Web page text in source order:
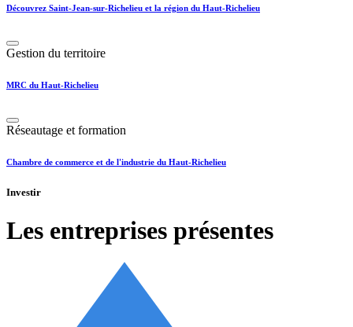
Découvrez Saint-Jean-sur-Richelieu et la région du Haut-Richelieu
Gestion du territoire
MRC du Haut-Richelieu
Réseautage et formation
Chambre de commerce et de l'industrie du Haut-Richelieu
Investir
Les entreprises présentes